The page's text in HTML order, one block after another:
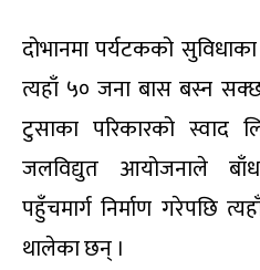
दोभानमा पर्यटकको
त्यहाँ ५० जना बास बस्न
टुसाका परिकारको स्वाद
जलविद्युत आयोजनाले बाँध
पहुँचमार्ग निर्माण गरेपछि
थालेका छन् ।